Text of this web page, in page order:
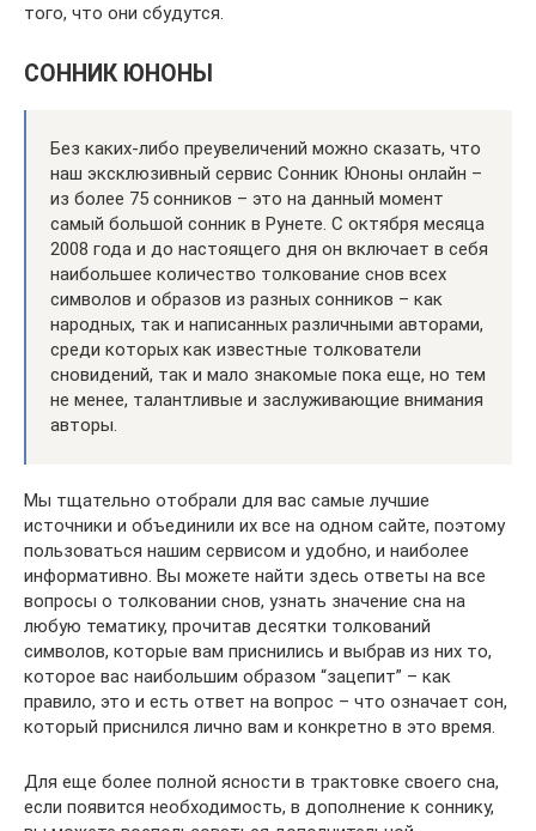
того, что они сбудутся.
СОННИК ЮНОНЫ
Без каких-либо преувеличений можно сказать, что
наш эксклюзивный сервис Сонник Юноны онлайн –
из более 75 сонников – это на данный момент
самый большой сонник в Рунете. С октября месяца
2008 года и до настоящего дня он включает в себя
наибольшее количество толкование снов всех
символов и образов из разных сонников – как
народных, так и написанных различными авторами,
среди которых как известные толкователи
сновидений, так и мало знакомые пока еще, но тем
не менее, талантливые и заслуживающие внимания
авторы.
Мы тщательно отобрали для вас самые лучшие
источники и объединили их все на одном сайте, поэтому
пользоваться нашим сервисом и удобно, и наиболее
информативно. Вы можете найти здесь ответы на все
вопросы о толковании снов, узнать значение сна на
любую тематику, прочитав десятки толкований
символов, которые вам приснились и выбрав из них то,
которое вас наибольшим образом “зацепит” – как
правило, это и есть ответ на вопрос – что означает сон,
который приснился лично вам и конкретно в это время.
Для еще более полной ясности в трактовке своего сна,
если появится необходимость, в дополнение к соннику,